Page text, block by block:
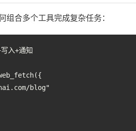
合多个工具完成复杂任务：
入+通知
blog"